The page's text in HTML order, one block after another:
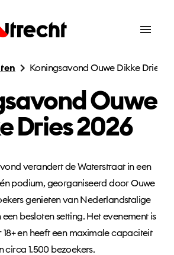
Koningsavond Ouwe Dikke Dries
Ouwe
Dries 2026
verandert de Waterstraat in een
podium, georganiseerd door Ouwe
genieten van Nederlandstalige
een besloten setting. Het evenement is
en heeft een maximale capaciteit
circa 1.500 bezoekers.